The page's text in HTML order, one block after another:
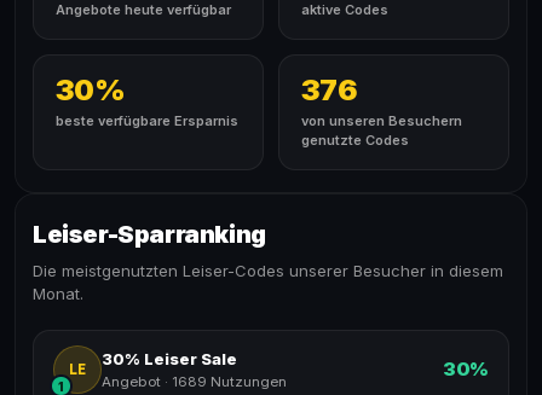
Angebote heute verfügbar aktive Codes
30%
beste verfügbare Ersparnis
376
von unseren Besuchern
genutzte Codes
Leiser-Sparranking
Die meistgenutzten Leiser-Codes unserer Besucher in diesem
Monat.
LE
1
30% Leiser Sale
Angebot · 1689 Nutzungen
30%